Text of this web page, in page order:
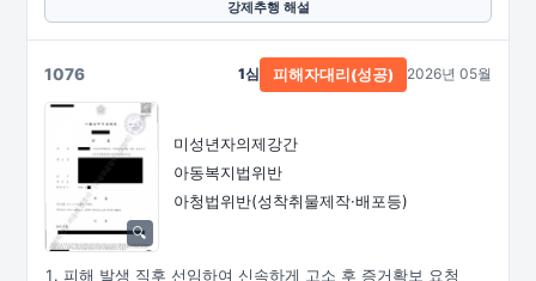
강제추행 해설
1076
미성년자의제강간
아동복지법위반
아청법위반(성착취물제작·배포등)
1심 피해자대리(성공) 2026년 05월
피해 발생 직후 선임하여 신속하게 고소 후 증거확보 요청